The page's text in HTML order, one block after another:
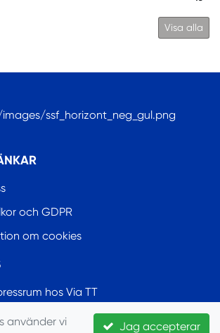
Visa alla
och GDPR
om cookies
hos Via TT
Jag accepterar
använder vi